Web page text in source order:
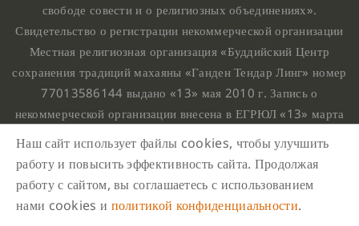
свободе совести и о религиозных объединениях».
Свидетельство о регистрации некоммерческой организации
Местная религиозная организация «Буддийский Центр
сохранения традиций махаяны «Ганден Тендар Линг» номер
77013586144 выдано «13» мая 2010 г. Запись о
некоммерческой организации внесена в ЕГРЮЛ «13» марта
номером 1107799015708.
Ганден Тендар Линг © 2020 Все права защищены
Наш адрес : г. Москва, Нахимовский проспект, 32. Этаж
10, каб.1023,
Наш сайт использует файлы cookies, чтобы улучшить
работу и повысить эффективность сайта. Продолжая
работу с сайтом, вы соглашаетесь с использованием
нами cookies и политикой конфиденциальности.